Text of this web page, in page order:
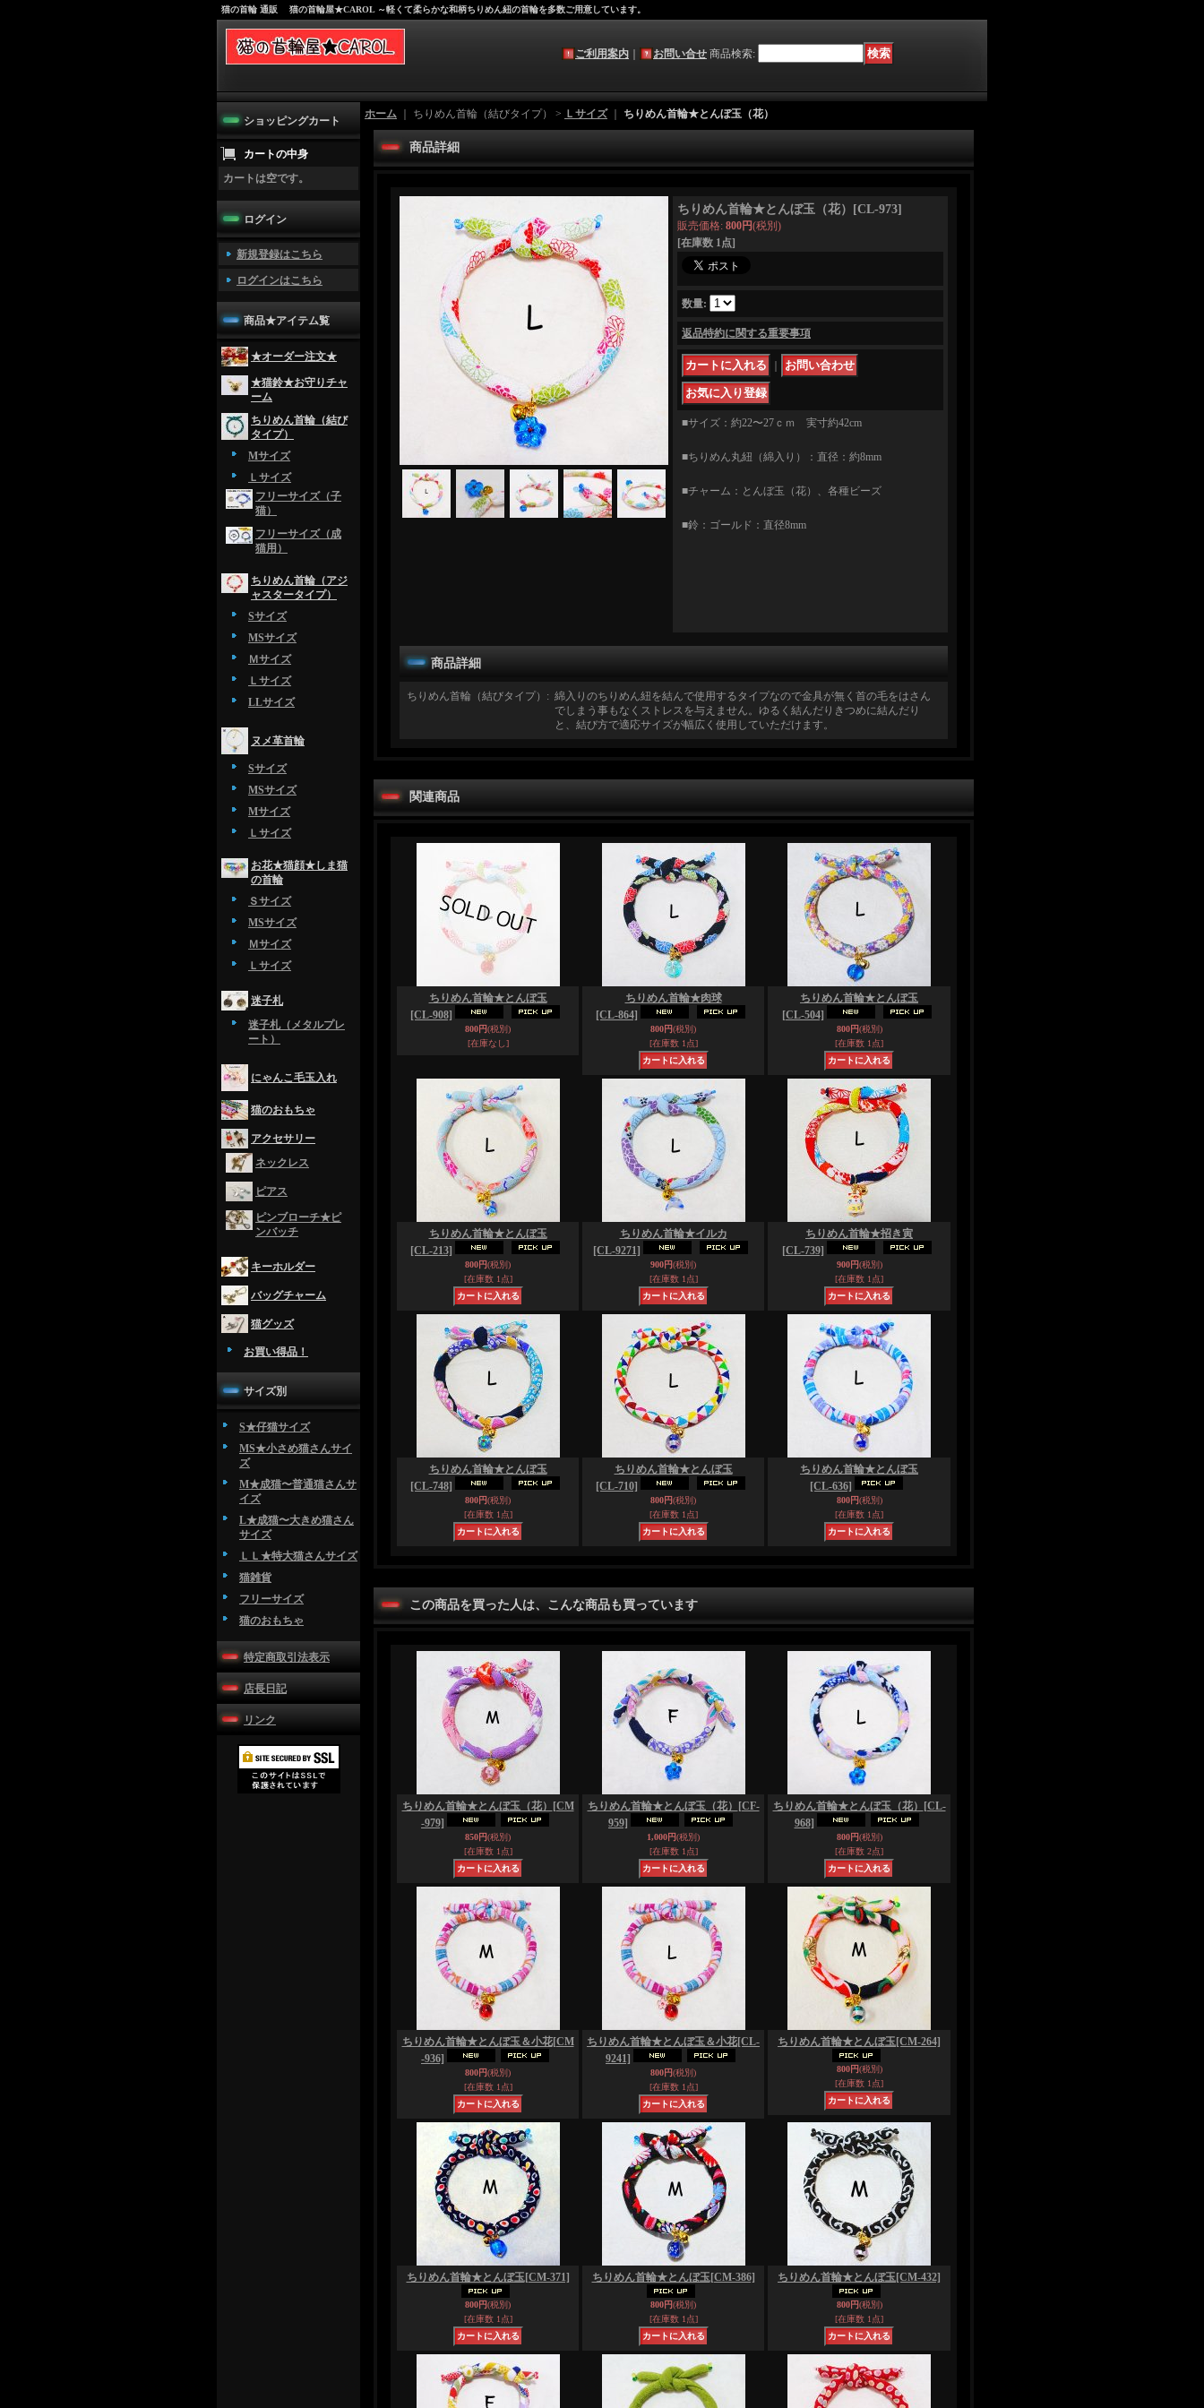
猫の首輪 通販 猫の首輪屋★CAROL ～軽くて柔らかな和柄ちりめん紐の首輪を多数ご用意しています。
ご利用案内 お問い合せ 商品検索:
ショッピングカート
カートの中身
カートは空です。
ログイン
新規登録はこちら
ログインはこちら
商品★アイテム覧
★オーダー注文★
★猫鈴★お守りチャ
ーム
ちりめん首輪（結び
タイプ）
Mサイズ
Ｌサイズ
フリーサイズ（子
猫）
フリーサイズ（成
猫用）
ちりめん首輪（アジ
ャスタータイプ）
Sサイズ
MSサイズ
Ｍサイズ
Ｌサイズ
LLサイズ
ヌメ革首輪
Sサイズ
MSサイズ
Mサイズ
Ｌサイズ
お花★猫顔★しま猫
の首輪
Ｓサイズ
MSサイズ
Ｍサイズ
Ｌサイズ
迷子札
迷子札（メタルプレ
ート）
にゃんこ毛玉入れ
猫のおもちゃ
アクセサリー
ネックレス
ピアス
ピンブローチ★ピ
ンバッチ
キーホルダー
バッグチャーム
猫グッズ
お買い得品！
サイズ別
S★仔猫サイズ
MS★小さめ猫さんサイ
ズ
M★成猫〜普通猫さんサ
イズ
L★成猫〜大きめ猫さん
サイズ
ＬＬ★特大猫さんサイズ
猫雑貨
フリーサイズ
猫のおもちゃ
特定商取引法表示
店長日記
リンク
ホーム ｜ ちりめん首輪（結びタイプ） > Ｌサイズ｜ ちりめん首輪★とんぼ玉（花）
商品詳細
ちりめん首輪★とんぼ玉（花） [CL-973]
販売価格: 800円(税別)
[在庫数 1点]
数量:
返品特約に関する重要事項
■サイズ：約22〜27ｃｍ 実寸約42cm
■ちりめん丸紐（綿入り）：直径：約8mm
■チャーム：とんぼ玉（花）、各種ビーズ
■鈴：ゴールド：直径8mm
商品詳細
ちりめん首輪（結びタイプ） : 綿入りのちりめん紐を結んで使用するタイプなので金具が無く首の毛をはさん
でしまう事もなくストレスを与えません。ゆるく結んだりきつめに結んだり
と、結び方で適応サイズが幅広く使用していただけます。
関連商品
ちりめん首輪★とんぼ玉
[CL-908]
800円(税別)
[在庫なし]
ちりめん首輪★肉球
[CL-864]
800円(税別)
[在庫数 1点]
ちりめん首輪★とんぼ玉
[CL-504]
800円(税別)
[在庫数 1点]
ちりめん首輪★とんぼ玉
[CL-213]
800円(税別)
[在庫数 1点]
ちりめん首輪★イルカ
[CL-9271]
900円(税別)
[在庫数 1点]
ちりめん首輪★招き寅
[CL-739]
900円(税別)
[在庫数 1点]
ちりめん首輪★とんぼ玉
[CL-748]
800円(税別)
[在庫数 1点]
ちりめん首輪★とんぼ玉
[CL-710]
800円(税別)
[在庫数 1点]
ちりめん首輪★とんぼ玉
[CL-636]
800円(税別)
[在庫数 1点]
この商品を買った人は、こんな商品も買っています
ちりめん首輪★とんぼ玉（花）
[CM
-979]
850円(税別)
[在庫数 1点]
ちりめん首輪★とんぼ玉（花）
[CF-
959]
1,000円(税別)
[在庫数 1点]
ちりめん首輪★とんぼ玉（花）
[CL-
968]
800円(税別)
[在庫数 2点]
ちりめん首輪★とんぼ玉＆小花[CM
-936]
800円(税別)
[在庫数 1点]
ちりめん首輪★とんぼ玉＆小花[CL-
9241]
800円(税別)
[在庫数 1点]
ちりめん首輪★とんぼ玉[CM-264]
800円(税別)
[在庫数 1点]
ちりめん首輪★とんぼ玉[CM-371]
800円(税別)
[在庫数 1点]
ちりめん首輪★とんぼ玉[CM-386]
800円(税別)
[在庫数 1点]
ちりめん首輪★とんぼ玉[CM-432]
800円(税別)
[在庫数 1点]